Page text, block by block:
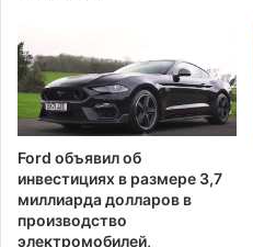
Э
н
а
с
м
м
2
о
в
н
ю
а
к
Ford объявил об
инвестициях в размере 3,7
миллиарда долларов в
производство
электромобилей,